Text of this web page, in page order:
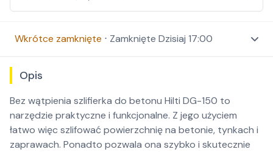
Wkrótce zamknięte ⋅ Zamknięte Dzisiaj 17:00
Opis
Bez wątpienia szlifierka do betonu Hilti DG-150 to
narzędzie praktyczne i funkcjonalne. Z jego użyciem
łatwo więc szlifować powierzchnię na betonie, tynkach i
zaprawach. Ponadto pozwala ona szybko i skutecznie